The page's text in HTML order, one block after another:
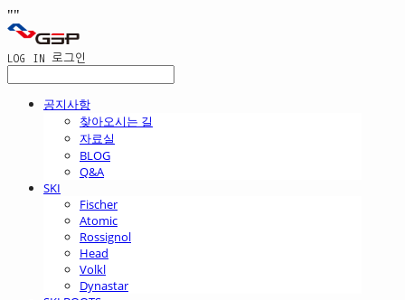
""
LOG IN 로그인
공지사항
찾아오시는 길
자료실
BLOG
Q&A
SKI
Fischer
Atomic
Rossignol
Head
Volkl
Dynastar